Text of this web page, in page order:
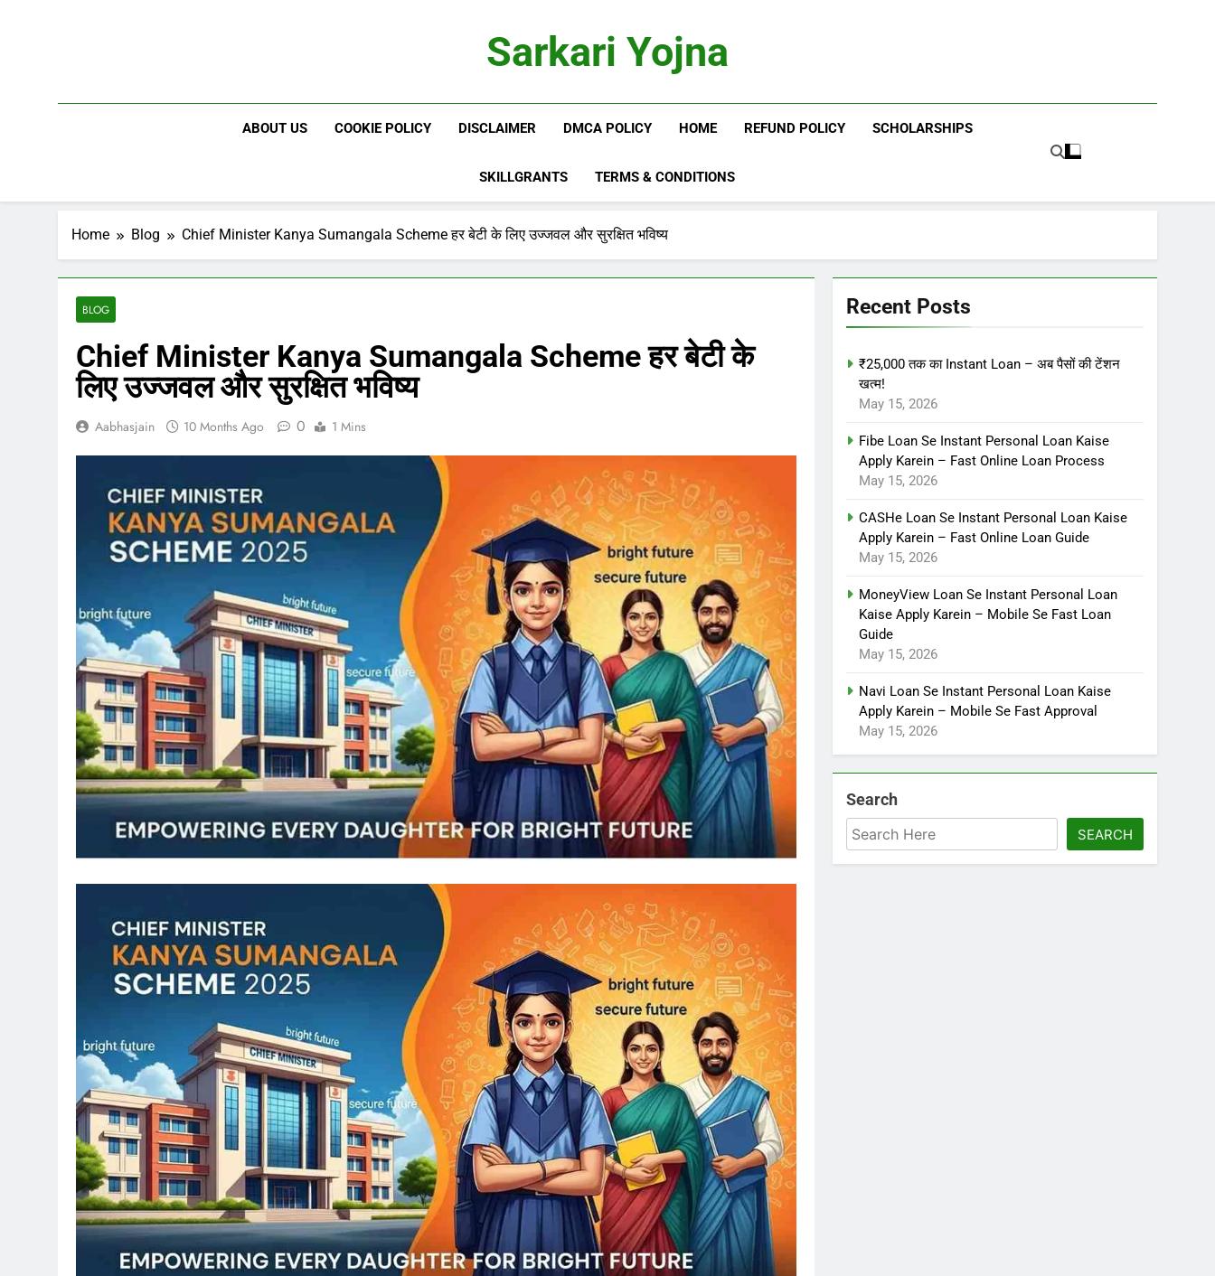
Sarkari Yojna
ABOUT US COOKIE POLICY DISCLAIMER DMCA POLICY HOME REFUND POLICY SCHOLARSHIPS
SKILLGRANTS TERMS & CONDITIONS
Home Blog Chief Minister Kanya Sumangala Scheme हर बेटी के लिए उज्जवल और सुरक्षित भविष्य
BLOG
Chief Minister Kanya Sumangala Scheme हर बेटी के
लिए उज्जवल और सुरक्षित भविष्य
Aabhasjain 10 Months Ago 0 1 Mins
Recent Posts
₹25,000 तक का Instant Loan – अब पैसों की टेंशन
खत्म!
May 15, 2026
Fibe Loan Se Instant Personal Loan Kaise
Apply Karein – Fast Online Loan Process
May 15, 2026
CASHe Loan Se Instant Personal Loan Kaise
Apply Karein – Fast Online Loan Guide
May 15, 2026
MoneyView Loan Se Instant Personal Loan
Kaise Apply Karein – Mobile Se Fast Loan
Guide
May 15, 2026
Navi Loan Se Instant Personal Loan Kaise
Apply Karein – Mobile Se Fast Approval
May 15, 2026
Search
SEARCH